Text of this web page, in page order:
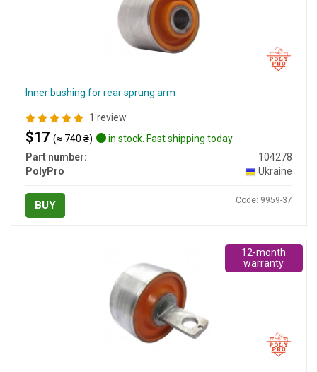
Inner bushing for rear sprung arm
1 review
$17 (≈ 740 ₴)
in stock. Fast shipping today
Part number:
104278
PolyPro
Ukraine
BUY Code: 9959-37
12-month
warranty